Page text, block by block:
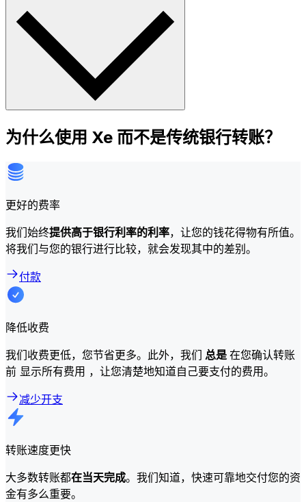
为什么使用 Xe 而不是传统银行转账？
更好的费率
我们始终提供高于银行利率的利率，让您的钱花得物有所值。
将我们与您的银行进行比较，就会发现其中的差别。
付款
降低收费
我们收费更低，您节省更多。此外，我们 总是在您确认转账
前 显示所有费用 ，让您清楚地知道自己要支付的费用。
减少开支
转账速度更快
大多数转账都在当天完成。我们知道，快速可靠地交付您的资
金有多么重要。